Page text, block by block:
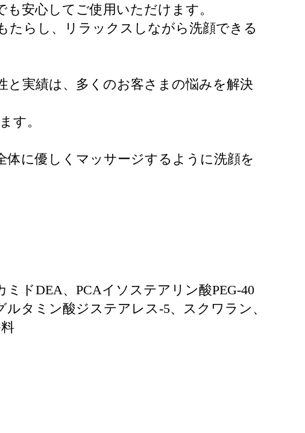
安心してご使用いただけます。
たらし、リラックスしながら洗顔できる
と実績は、多くのお客さまの悩みを解決
す。
に優しくマッサージするように洗顔を
ドDEA、PCAイソステアリン酸PEG-40
タミン酸ジステアレス-5、スクワラン、